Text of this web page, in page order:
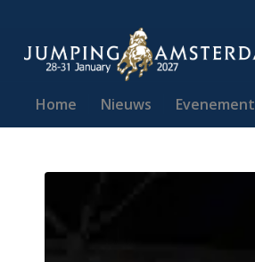
Home Nieuws Evenement